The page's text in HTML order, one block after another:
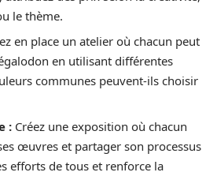
le thème.
en place un atelier où chacun peut
en utilisant différentes
communes peuvent-ils choisir
: Créez une exposition où chacun
œuvres et partager son processus
efforts de tous et renforce la